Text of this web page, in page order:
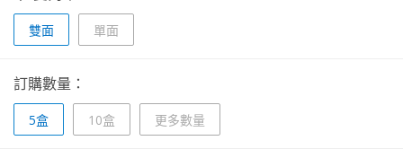
雙面 單面
訂購數量：
5盒 10盒 更多數量